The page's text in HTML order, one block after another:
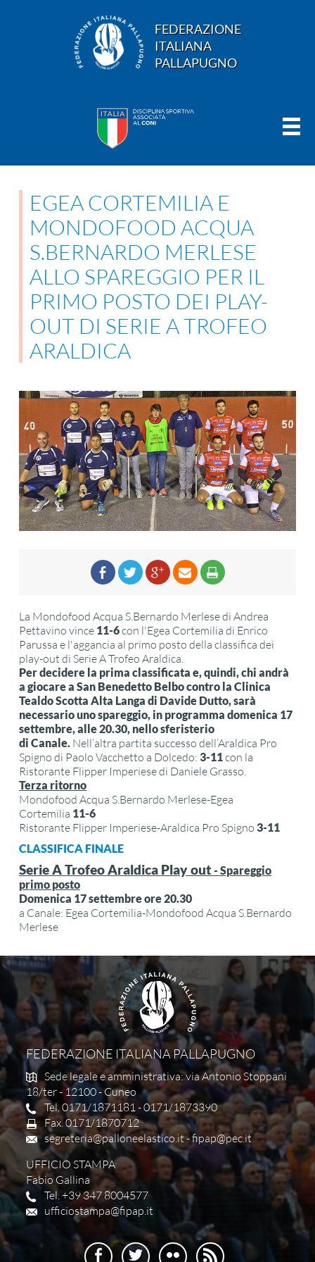
FEDERAZIONE
ITALIANA
PALLAPUGNO
EGEA CORTEMILIA E
MONDOFOOD ACQUA
S.BERNARDO MERLESE
ALLO SPAREGGIO PER IL
PRIMO POSTO DEI PLAY-
OUT DI SERIE A TROFEO
ARALDICA
La Mondofood Acqua S.Bernardo Merlese di Andrea
Pettavino vince 11-6con l'Egea Cortemilia di Enrico
Parussa e l'aggancia al primo posto della classifica dei
play-out di Serie A Trofeo Araldica.
Per decidere la prima classificata e, quindi, chi andrà
a giocare a San Benedetto Belbo contro la Clinica
Tealdo Scotta Alta Langa di Davide Dutto, sarà
necessario uno spareggio, in programma domenica 17
settembre, alle 20.30, nello sferisterio
di Canale. Nell’altra partita successo dell’Araldica Pro
Spigno di Paolo Vacchetto a Dolcedo: 3-11con la
Ristorante Flipper Imperiese di Daniele Grasso.
Terza ritorno
Mondofood Acqua S.Bernardo Merlese-Egea
Cortemilia 11-6
Ristorante Flipper Imperiese-Araldica Pro Spigno 3-11
CLASSIFICA FINALE
Serie A Trofeo Araldica Play out - Spareggio
primo posto
Domenica 17 settembre ore 20.30
a Canale: Egea Cortemilia-Mondofood Acqua S.Bernardo
Merlese
FEDERAZIONE ITALIANA PALLAPUGNO
Sede legale e amministrativa: via Antonio Stoppani
18/ter - 12100 - Cuneo
Tel. 0171/1871181 - 0171/1873390
Fax. 0171/1870712
segreteria@palloneelastico.it-fipap@pec.it
UFFICIO STAMPA
Fabio Gallina
Tel. +39 347 8004577
ufficiostampa@fipap.it